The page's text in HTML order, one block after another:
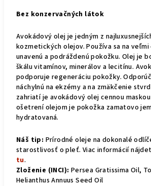
Bez konzervačných látok
Avokádový olej je jedným z
kozmetických olejov. Používa sa na
unavenú a podráždenú pokožku. Olej je
škálu vitamínov, minerálov a lecitínu.
podporuje regeneráciu pokožky.
náchylnú na ekzémy a na zmäkčenie
zahriatí je avokádový olej cennou
ošetrení olejom je pokožka zamatovo
hydratovaná.
Náš tip: Prírodné oleje na dokonalé
starostlivosť o pleť. Viac informácií
tu.
Zloženie (INCI): Persea Gratissima Oil,
Helianthus Annuus Seed Oil